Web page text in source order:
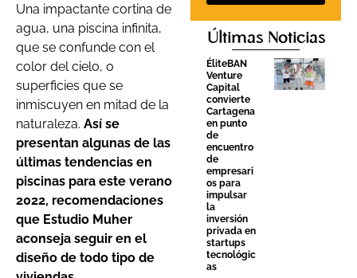
Una impactante cortina de
agua, una piscina infinita,
que se confunde con el
color del cielo, o
superficies que se
inmiscuyen en mitad de la
naturaleza. Así se
presentan algunas de las
últimas tendencias en
piscinas para este verano
2022, recomendaciones
que Estudio Muher
aconseja seguir en el
diseño de todo tipo de
Últimas Noticias
ÉliteBAN
Venture
Capital
convierte
Cartagena
en punto
de
encuentro
de
empresari
os para
impulsar
la
inversión
privada en
startups
tecnológic
as